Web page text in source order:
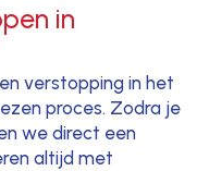
in
verstopping in het
proces. Zodra je
we direct een
altijd met